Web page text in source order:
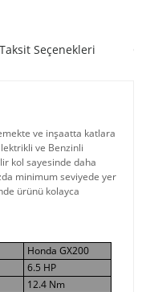
Taksit Seçenekleri
ve inşaatta katlara
ve Benzinli
kol sayesinde daha
minimum seviyede yer
ürünü kolayca
Honda GX200
6.5 HP
12.4 Nm